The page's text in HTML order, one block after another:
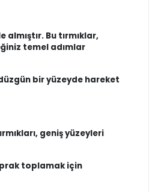
Bu tırmıklar,
temel adımlar
bir yüzeyde hareket
geniş yüzeyleri
toplamak için